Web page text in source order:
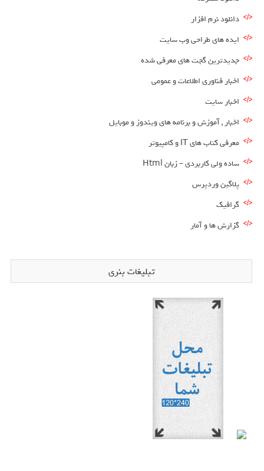
دانلود نرم افزار
ایده های طراحی وب سایت
جدیدترین گجت های معرفی شده
اخبار فناوری اطلاعات و عمومی
اخبار سایت
اخبار , آموزش و برنامه های ویندوز و موبایل
معرفی کتاب های IT و کامپیوتر
ساده ولی کاربردی – زبان Html
پلاگین وردپرس
گرافیک
گزارش ها و آمار
تبلیغات بنری